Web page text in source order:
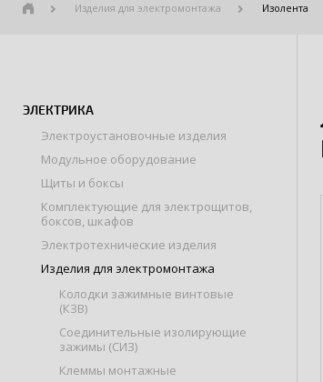
Изделия для электромонтажа Изолента
ЭЛЕКТРИКА
Электроустановочные изделия
Модульное оборудование
Щиты и боксы
Комплектующие для электрощитов,
боксов, шкафов
Электротехнические изделия
Изделия для электромонтажа
Колодки зажимные винтовые
(КЗВ)
Соединительные изолирующие
зажимы (СИЗ)
Клеммы монтажные